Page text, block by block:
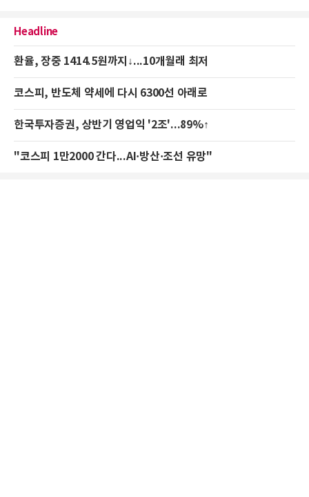
Headline
환율, 장중 1414.5원까지↓...10개월래 최저
코스피, 반도체 약세에 다시 6300선 아래로
한국투자증권, 상반기 영업익 '2조'...89%↑
"코스피 1만2000 간다...AI·방산·조선 유망"